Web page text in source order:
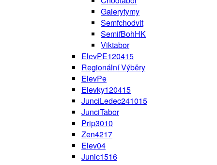
Galerytymy
Semfchodvit
SemifBohHK
Viktabor
ElevPE120415
Regionální Výběry
ElevPe
Elevky120415
JunciLedec241015
JunciTabor
Prip3010
Zen4217
Elev04
Junic1516